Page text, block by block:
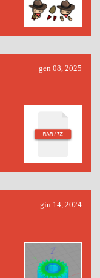
gen 08, 2025
giu 14, 2024